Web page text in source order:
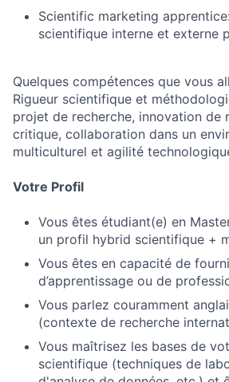
Scientific marketing
scientifique interne et externe
Quelques compétences que vous
Rigueur scientifique et
projet de recherche, innovation de
critique, collaboration dans un
multiculturel et agilité
Votre Profil
Vous êtes étudiant(e) en
un profil hybrid scientifique +
Vous êtes en capacité de
d’apprentissage ou de
Vous parlez couramment
(contexte de recherche
Vous maîtrisez les bases de
scientifique (techniques de